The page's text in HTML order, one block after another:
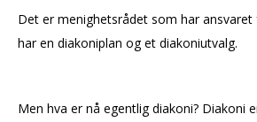
Det er menighetsrådet som har
har en diakoniplan og et diakoniutvalg.
Men hva er nå egentlig diakoni? Diakoni